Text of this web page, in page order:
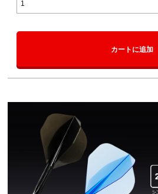
カートに追加